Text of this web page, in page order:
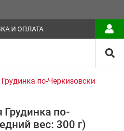
И ОПЛАТА
по-Черкизовски
Грудинка по-
вес: 300 г)